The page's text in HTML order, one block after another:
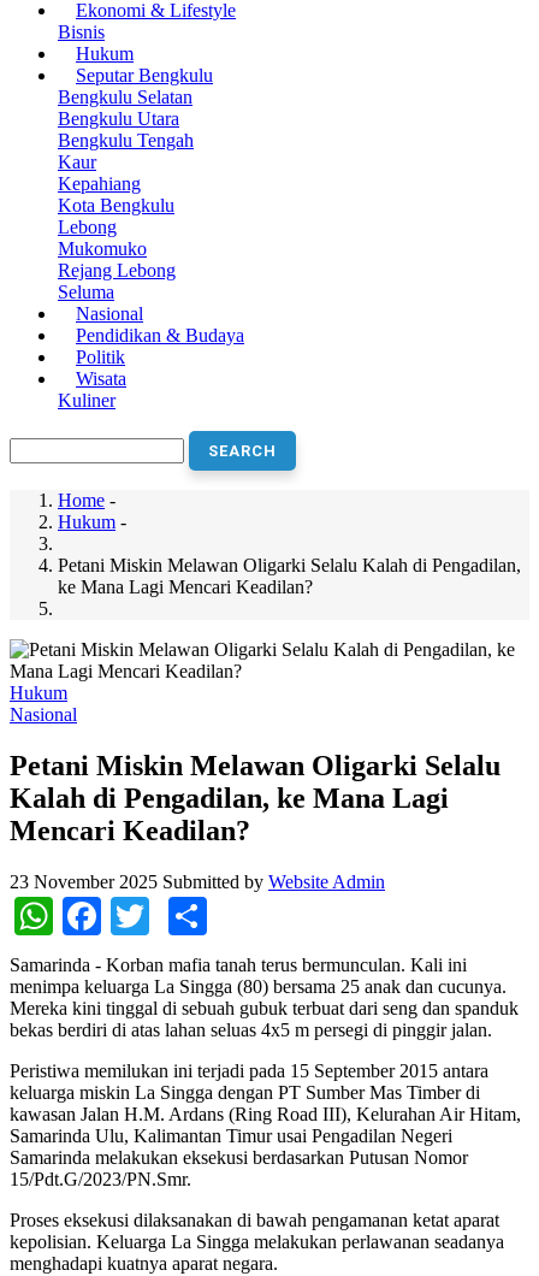
navigation
Ekonomi & Lifestyle
Bisnis
Hukum
Seputar Bengkulu
Bengkulu Selatan
Bengkulu Utara
Bengkulu Tengah
Kaur
Kepahiang
Kota Bengkulu
Lebong
Mukomuko
Rejang Lebong
Seluma
Nasional
Pendidikan & Budaya
Politik
Wisata
Kuliner
Breadcrumb
Home -
Hukum -
Petani Miskin Melawan Oligarki Selalu Kalah di Pengadilan,
ke Mana Lagi Mencari Keadilan?
Hukum
Nasional
Petani Miskin Melawan Oligarki Selalu
Kalah di Pengadilan, ke Mana Lagi
Mencari Keadilan?
23 November 2025 Submitted by Website Admin
WhatsApp
Facebook
Twitter
Samarinda - Korban mafia tanah terus bermunculan. Kali ini
menimpa keluarga La Singga (80) bersama 25 anak dan cucunya.
Mereka kini tinggal di sebuah gubuk terbuat dari seng dan spanduk
bekas berdiri di atas lahan seluas 4x5 m persegi di pinggir jalan.
Peristiwa memilukan ini terjadi pada 15 September 2015 antara
keluarga miskin La Singga dengan PT Sumber Mas Timber di
kawasan Jalan H.M. Ardans (Ring Road III), Kelurahan Air Hitam,
Samarinda Ulu, Kalimantan Timur usai Pengadilan Negeri
Samarinda melakukan eksekusi berdasarkan Putusan Nomor
15/Pdt.G/2023/PN.Smr.
Proses eksekusi dilaksanakan di bawah pengamanan ketat aparat
kepolisian. Keluarga La Singga melakukan perlawanan seadanya
menghadapi kuatnya aparat negara.